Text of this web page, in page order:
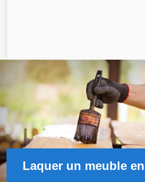
Laquer un meuble